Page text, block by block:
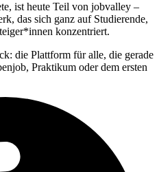
ist heute Teil von jobvalley –
das sich ganz auf Studierende,
konzentriert.
die Plattform für alle, die gerade
Praktikum oder dem ersten